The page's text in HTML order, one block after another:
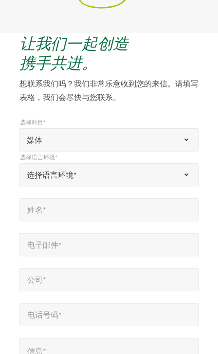
让我们一起创造
携手共进。
想联系我们吗？我们非常乐意收到您的来信。请填写
表格，我们会尽快与您联系。
”
媒体
选择科目*
选择语言环境*
选择语言环境*
姓名*
电子邮件*
公司*
电话号码*
信息*